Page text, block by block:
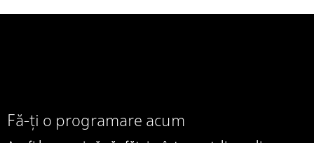
Fă-ți o programare acum